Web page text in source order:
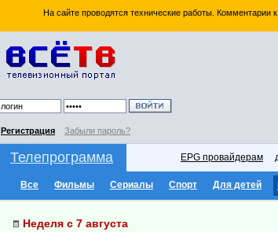
На сайте проводятся технические работы.
Регистрация Забыли пароль?
Телепрограмма EPG провайдерам
Все Фильмы Сериалы Спорт Для детей
Неделя с 7 августа